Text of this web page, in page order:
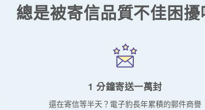
總是被寄信品質不佳困擾
1 分鐘寄送一萬封
還在寄信等半天？電子豹長年累積的郵件商譽